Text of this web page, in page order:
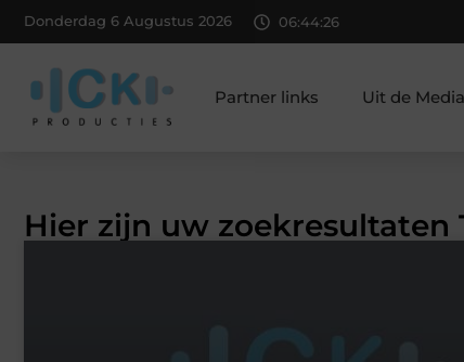
Donderdag 6 Augustus 2026 06:44:27
Partner links Uit de Media
Hier zijn uw zoekresultaten